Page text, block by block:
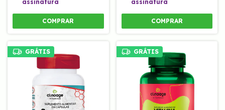
assinatura
COMPRAR
assinatura
COMPRAR
GRÁTIS GRÁTIS